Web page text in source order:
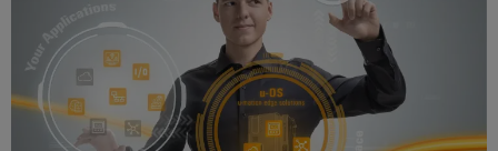
Provozní
oblasti
větrné
energie
originálního
vybavení
(OEM)
průmyslových
služeb
easyConnect